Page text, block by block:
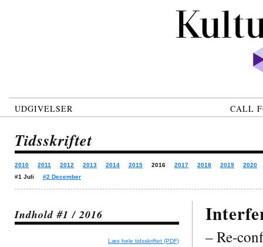
UDGIVELSER CALL
Tidsskriftet
2010 2011 2012 2013 2014 2015 2016 2017 2018 2019
2020
#1 Juli
#2 December
Indhold #1 / 2016
Læs hele tidsskriftet (PDF) – Re-